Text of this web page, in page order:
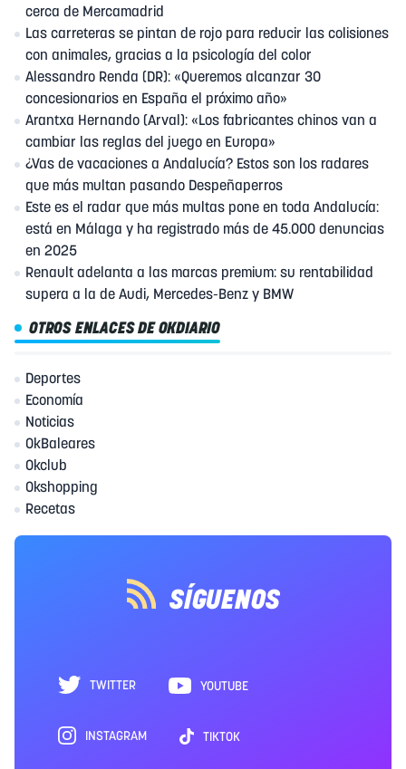
cerca de Mercamadrid
Las carreteras se pintan de rojo para reducir las colisiones
con animales, gracias a la psicología del color
Alessandro Renda (DR): «Queremos alcanzar 30
concesionarios en España el próximo año»
Arantxa Hernando (Arval): «Los fabricantes chinos van a
cambiar las reglas del juego en Europa»
¿Vas de vacaciones a Andalucía? Estos son los radares
que más multan pasando Despeñaperros
Este es el radar que más multas pone en toda Andalucía:
está en Málaga y ha registrado más de 45.000 denuncias
en 2025
Renault adelanta a las marcas premium: su rentabilidad
supera a la de Audi, Mercedes-Benz y BMW
OTROS ENLACES DE OKDIARIO
Deportes
Economía
Noticias
OkBaleares
Okclub
Okshopping
Recetas
SÍGUENOS
TWITTER YOUTUBE
INSTAGRAM TIKTOK